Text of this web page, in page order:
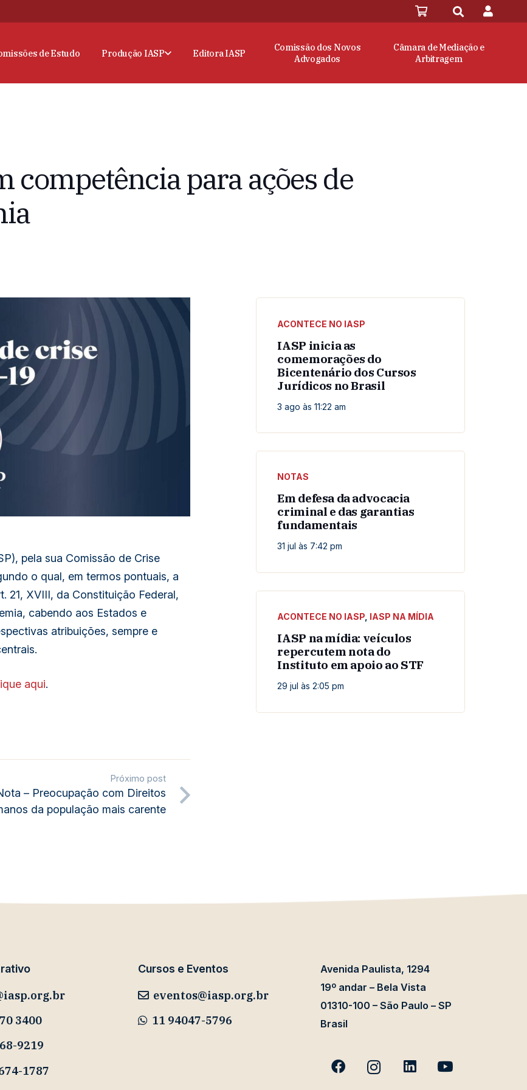
de Estudo Produção IASP Editora IASP
Comissão dos Novos
Advogados
Câmara de Mediação e
Arbitragem
competência para ações de
pela sua Comissão de Crise
o qual, em termos pontuais, a
21, XVIII, da Constituição Federal,
cabendo aos Estados e
atribuições, sempre e
aqui.
Próximo post
– Preocupação com Direitos
da população mais carente
ACONTECE NO IASP
IASP inicia as
comemorações do
Bicentenário dos Cursos
Jurídicos no Brasil
3 ago às 11:22 am
NOTAS
Em defesa da advocacia
criminal e das garantias
fundamentais
31 jul às 7:42 pm
ACONTECE NO IASP IASP NA MÍDIA
IASP na mídia: veículos
repercutem nota do
Instituto em apoio ao STF
29 jul às 2:05 pm
3400
9219
1787
Cursos e Eventos
eventos@iasp.org.br
11 94047-5796
Avenida Paulista, 1294
19º andar – Bela Vista
01310-100 – São Paulo – SP
Brasil